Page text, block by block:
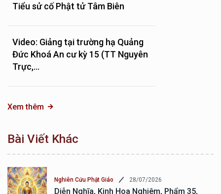
Tiểu sử cố Phật tử Tâm Biên
Video: Giảng tại trường hạ Quảng
Đức Khoá An cư kỳ 15 (TT Nguyên
Trực,...
Xem thêm
Bài Viết Khác
Nghiên Cứu Phật Giáo 28/07/2026
Diễn Nghĩa, Kinh Hoa Nghiêm, Phẩm 35,